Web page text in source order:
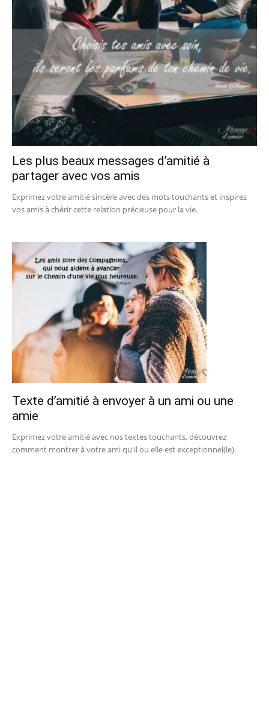
Les plus beaux messages d’amitié à
partager avec vos amis
Exprimez votre amitié sincère avec des mots touchants et inspirez
vos amis à chérir cette relation précieuse pour la vie.
Texte d’amitié à envoyer à un ami ou une
amie
Exprimez votre amitié avec nos textes touchants, découvrez
comment montrer à votre ami qu'il ou elle est exceptionnel(le).